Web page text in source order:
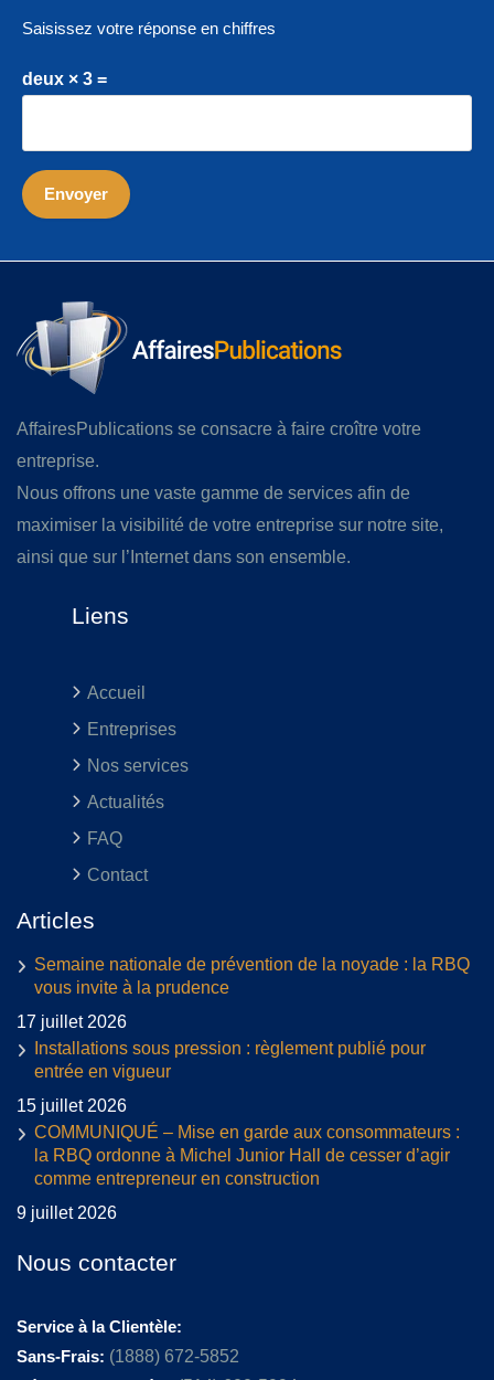
Saisissez votre réponse en chiffres
deux × 3 =
AffairesPublications se consacre à faire croître votre
entreprise.
Nous offrons une vaste gamme de services afin de
maximiser la visibilité de votre entreprise sur notre site,
ainsi que sur l’Internet dans son ensemble.
Liens
Accueil
Entreprises
Nos services
Actualités
FAQ
Contact
Articles
Semaine nationale de prévention de la noyade : la RBQ
vous invite à la prudence
17 juillet 2026
Installations sous pression : règlement publié pour
entrée en vigueur
15 juillet 2026
COMMUNIQUÉ – Mise en garde aux consommateurs :
la RBQ ordonne à Michel Junior Hall de cesser d’agir
comme entrepreneur en construction
9 juillet 2026
Nous contacter
Service à la Clientèle:
Sans-Frais: (1888) 672-5852